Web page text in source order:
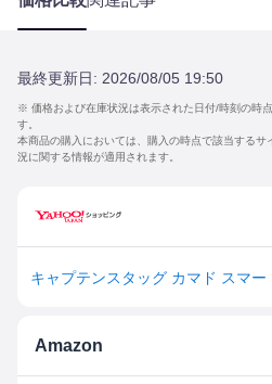
最終更新日: 2026/08/05 19:50
※ 価格および在庫状況は表示された日付/時刻の時
す。
本商品の購入においては、購入の時点で該当する
況に関する情報が適用されます。
Amazon